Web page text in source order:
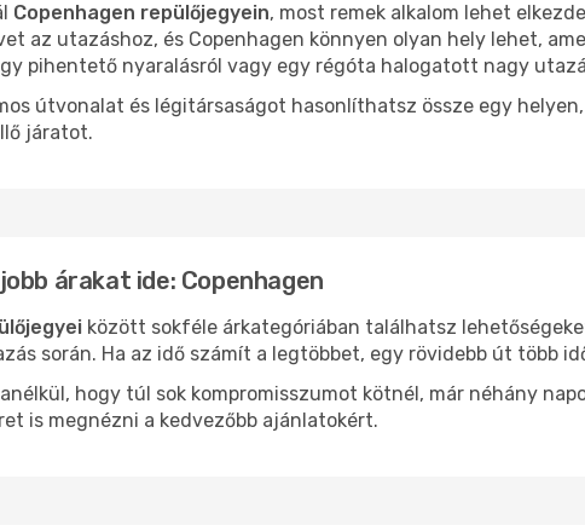
Copenhagen repülőjegyein, most remek alkalom lehet
az utazáshoz, és Copenhagen könnyen olyan hely lehet,
pihentető nyaralásról vagy egy régóta halogatott nagy
útvonalat és légitársaságot hasonlíthatsz össze egy
járatot.
árakat ide: Copenhagen
között sokféle árkategóriában találhatsz
során. Ha az idő számít a legtöbbet, egy rövidebb út több
hogy túl sok kompromisszumot kötnél, már néhány
is megnézni a kedvezőbb ajánlatokért.